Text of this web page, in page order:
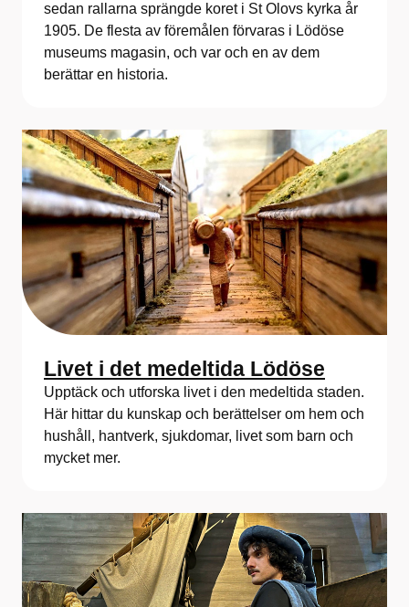
sedan rallarna sprängde koret i St Olovs kyrka år
1905. De flesta av föremålen förvaras i Lödöse
museums magasin, och var och en av dem
berättar en historia.
Livet i det medeltida Lödöse
Upptäck och utforska livet i den medeltida staden.
Här hittar du kunskap och berättelser om hem och
hushåll, hantverk, sjukdomar, livet som barn och
mycket mer.